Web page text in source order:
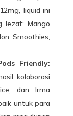
liquid ini
lezat: Mango
Smoothies,
Friendly:
kolaborasi
dan Irma
untuk para